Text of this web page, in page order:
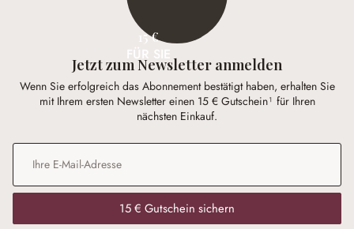
15 €
Jetzt zum Newsletter anmelden
Wenn Sie erfolgreich das Abonnement bestätigt haben, erhalten Sie
mit Ihrem ersten Newsletter einen 15 € Gutschein¹ für Ihren
nächsten Einkauf.
E-Mail-Adresse
15 € Gutschein sichern